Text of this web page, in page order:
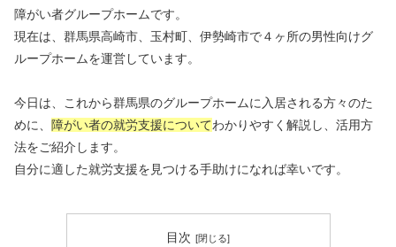
障がい者グループホームです。
現在は、群馬県高崎市、玉村町、伊勢崎市で４ヶ所の男性向けグ
ループホームを運営しています。
今日は、これから群馬県のグループホームに入居される方々のた
めに、 障がい者の就労支援についてわかりやすく解説し、活用方
法をご紹介します。
自分に適した就労支援を見つける手助けになれば幸いです。
目次